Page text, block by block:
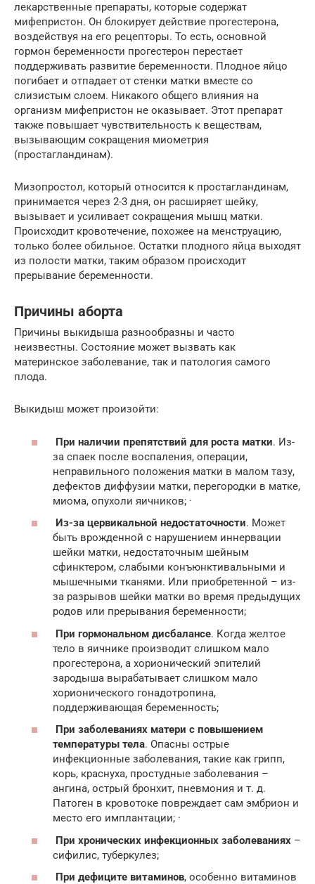
лекарственные препараты, которые содержат
мифепристон. Он блокирует действие прогестерона,
воздействуя на его рецепторы. То есть, основной
гормон беременности прогестерон перестает
поддерживать развитие беременности. Плодное яйцо
погибает и отпадает от стенки матки вместе со
слизистым слоем. Никакого общего влияния на
организм мифепристон не оказывает. Этот препарат
также повышает чувствительность к веществам,
вызывающим сокращения миометрия
(простагландинам).
Мизопростол, который относится к простагландинам,
принимается через 2-3 дня, он расширяет шейку,
вызывает и усиливает сокращения мышц матки.
Происходит кровотечение, похожее на менструацию,
только более обильное. Остатки плодного яйца выходят
из полости матки, таким образом происходит
прерывание беременности.
Причины аборта
Причины выкидыша разнообразны и часто
неизвестны. Состояние может вызвать как
материнское заболевание, так и патология самого
плода.
Выкидыш может произойти:
При наличии препятствий для роста матки. Из-
за спаек после воспаления, операции,
неправильного положения матки в малом тазу,
дефектов диффузии матки, перегородки в матке,
миома, опухоли яичников; ·
Из-за цервикальной недостаточности. Может
быть врожденной с нарушением иннервации
шейки матки, недостаточным шейным
сфинктером, слабыми конъюнктивальными и
мышечными тканями. Или приобретенной – из-
за разрывов шейки матки во время предыдущих
родов или прерывания беременности;
При гормональном дисбалансе. Когда желтое
тело в яичнике производит слишком мало
прогестерона, а хорионический эпителий
зародыша вырабатывает слишком мало
хорионического гонадотропина,
поддерживающая беременность;
При заболеваниях матери с повышением
температуры тела. Опасны острые
инфекционные заболевания, такие как грипп,
корь, краснуха, простудные заболевания –
ангина, острый бронхит, пневмония и т. д.
Патоген в кровотоке повреждает сам эмбрион и
место его имплантации; ·
При хронических инфекционных заболеваниях –
сифилис, туберкулез;
При дефиците витаминов, особенно витаминов